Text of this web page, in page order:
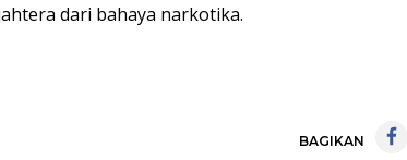
dari bahaya narkotika.
BAGIKAN